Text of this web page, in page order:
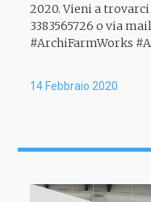
14 Febbraio 2020
2020. Vieni a
3383565726 o via
#ArchiFarmWorks